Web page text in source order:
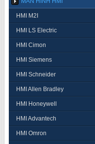
HMI M2I
HMI LS Electric
HMI Cimon
HMI Siemens
HMI Schneider
HMI Allen Bradley
HMI Honeywell
HMI Advantech
HMI Omron